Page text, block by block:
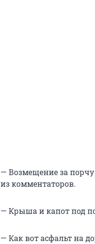
— Возмещение за порчу
из комментаторов.
— Крыша и капот под
— Как вот асфальт на